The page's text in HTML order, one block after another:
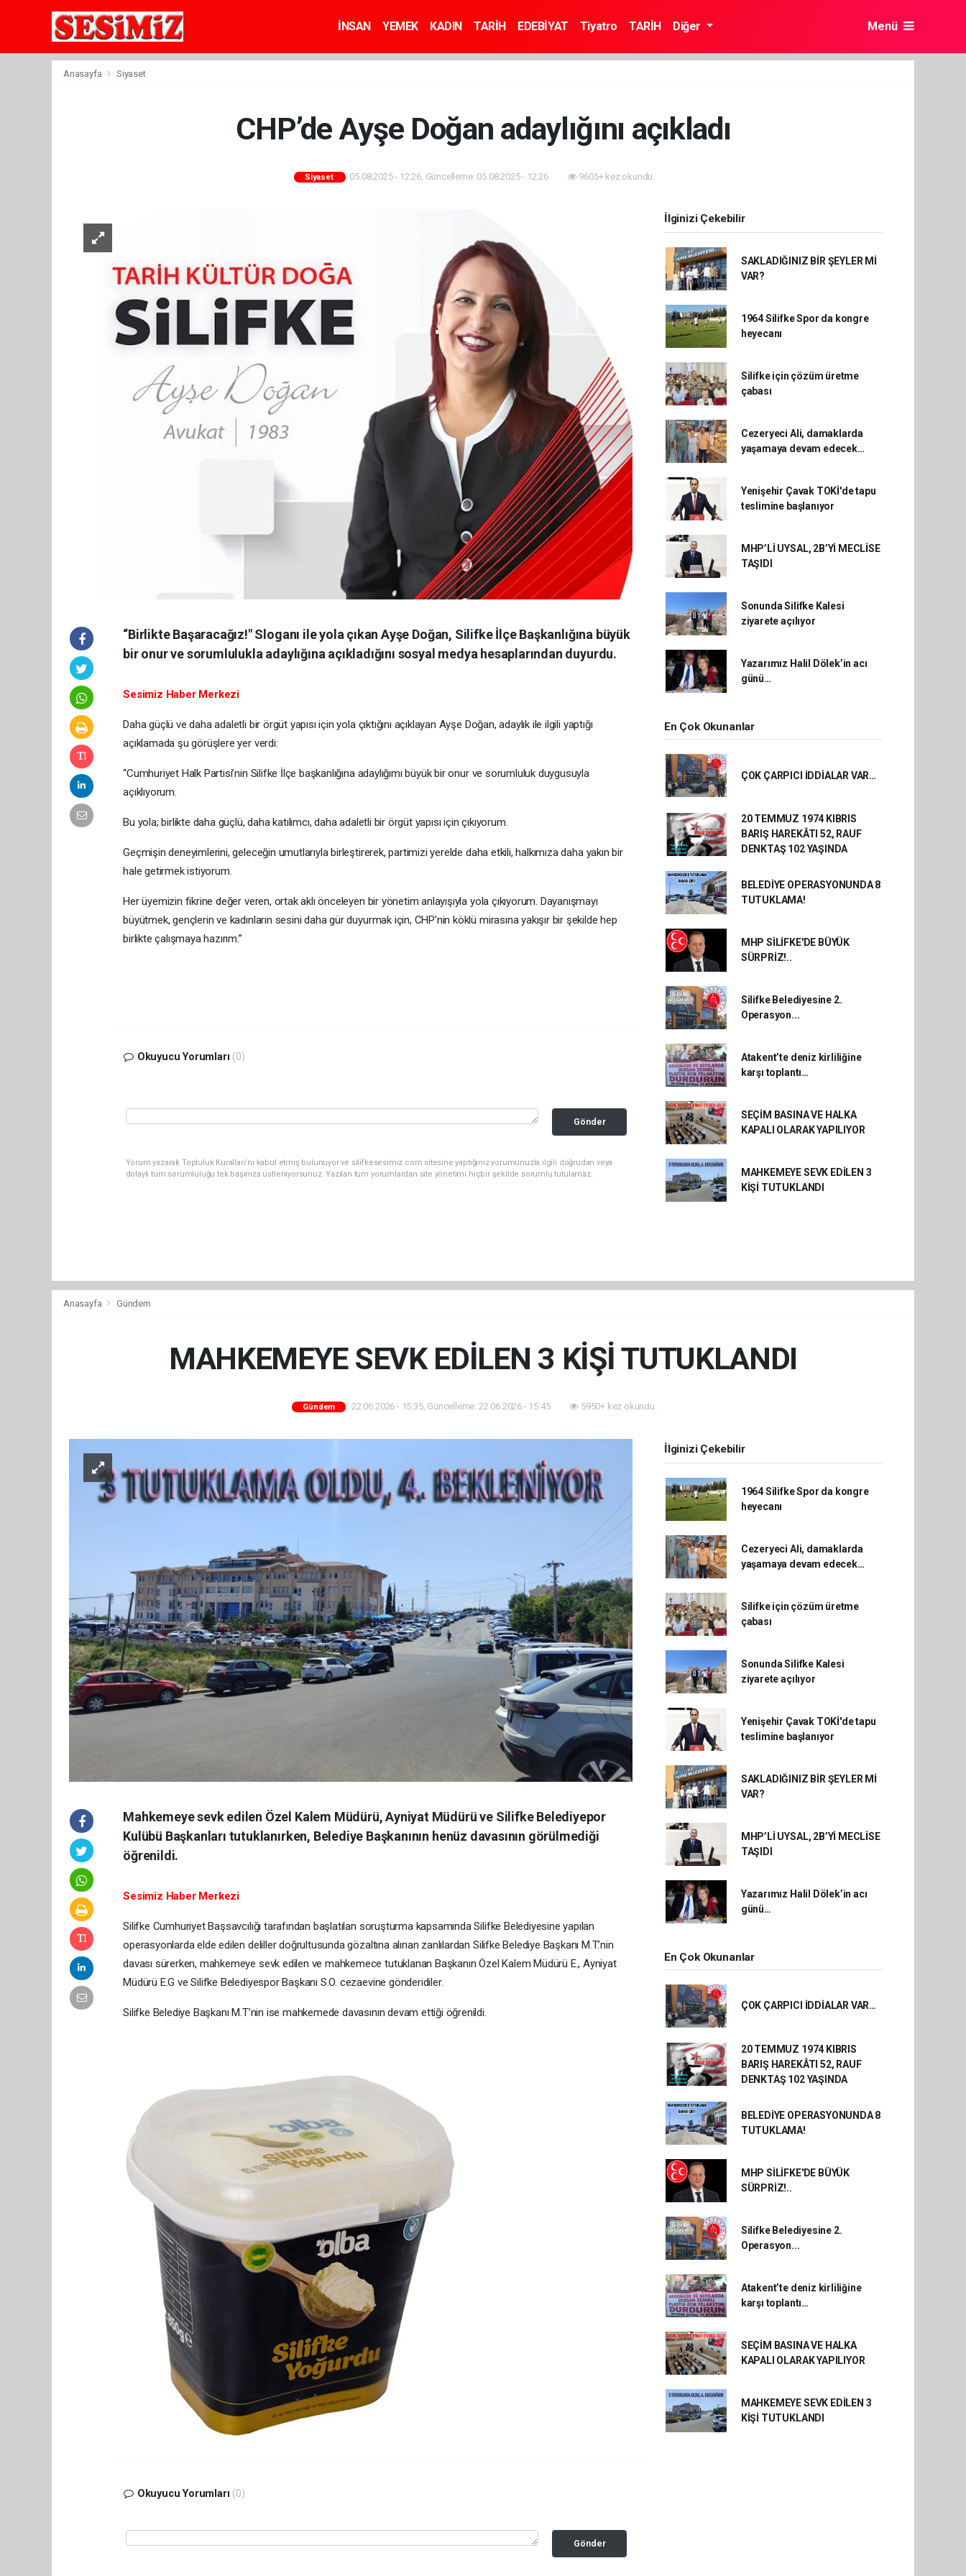
İNSAN YEMEK KADIN TARİH EDEBİYAT Tiyatro TARİH Diğer Menü
Anasayfa Siyaset
CHP’de Ayşe Doğan adaylığını açıkladı
Siyaset 05.08.2025 - 12:26, Güncelleme: 05.08.2025 - 12:26 9605+ kez okundu.
“Birlikte Başaracağız!" Sloganı ile yola çıkan Ayşe Doğan, Silifke İlçe Başkanlığına büyük
bir onur ve sorumlulukla adaylığına açıkladığını sosyal medya hesaplarından duyurdu.
Sesimiz Haber Merkezi
Daha güçlü ve daha adaletli bir örgüt yapısı için yola çıktığını açıklayan Ayşe Doğan, adaylık ile ilgili yaptığı
açıklamada şu görüşlere yer verdi:
“Cumhuriyet Halk Partisi’nin Silifke İlçe başkanlığına adaylığımı büyük bir onur ve sorumluluk duygusuyla
açıklıyorum.
Bu yola; birlikte daha güçlü, daha katılımcı, daha adaletli bir örgüt yapısı için çıkıyorum.
Geçmişin deneyimlerini, geleceğin umutlarıyla birleştirerek, partimizi yerelde daha etkili, halkımıza daha yakın bir
hale getirmek istiyorum.
Her üyemizin fikrine değer veren, ortak aklı önceleyen bir yönetim anlayışıyla yola çıkıyorum. Dayanışmayı
büyütmek, gençlerin ve kadınların sesini daha gür duyurmak için, CHP'nin köklü mirasına yakışır bir şekilde hep
birlikte çalışmaya hazırım.”
Okuyucu Yorumları (0)
Gönder
Yorum yazarak Topluluk Kuralları’nı kabul etmiş bulunuyor ve silifkesesimiz.com sitesine yaptığınız yorumunuzla ilgili doğrudan veya
dolaylı tüm sorumluluğu tek başınıza üstleniyorsunuz. Yazılan tüm yorumlardan site yönetimi hiçbir şekilde sorumlu tutulamaz.
İlginizi Çekebilir
SAKLADIĞINIZ BİR ŞEYLER Mİ
VAR?
1964 Silifke Spor da kongre
heyecanı
Silifke için çözüm üretme
çabası
Cezeryeci Ali, damaklarda
yaşamaya devam edecek…
Yenişehir Çavak TOKİ'de tapu
teslimine başlanıyor
MHP’Lİ UYSAL, 2B’Yİ MECLİSE
TAŞIDI
Sonunda Silifke Kalesi
ziyarete açılıyor
Yazarımız Halil Dölek’in acı
günü…
En Çok Okunanlar
ÇOK ÇARPICI İDDİALAR VAR…
20 TEMMUZ 1974 KIBRIS
BARIŞ HAREKÂTI 52, RAUF
DENKTAŞ 102 YAŞINDA
BELEDİYE OPERASYONUNDA 8
TUTUKLAMA!
MHP SİLİFKE'DE BÜYÜK
SÜRPRİZ!..
Silifke Belediyesine 2.
Operasyon...
Atakent’te deniz kirliliğine
karşı toplantı…
SEÇİM BASINA VE HALKA
KAPALI OLARAK YAPILIYOR
MAHKEMEYE SEVK EDİLEN 3
KİŞİ TUTUKLANDI
Anasayfa Gündem
MAHKEMEYE SEVK EDİLEN 3 KİŞİ TUTUKLANDI
Gündem 22.06.2026 - 15:35, Güncelleme: 22.06.2026 - 15:45 5950+ kez okundu.
Mahkemeye sevk edilen Özel Kalem Müdürü, Ayniyat Müdürü ve Silifke Belediyepor
Kulübü Başkanları tutuklanırken, Belediye Başkanının henüz davasının görülmediği
öğrenildi.
Sesimiz Haber Merkezi
Silifke Cumhuriyet Başsavcılığı tarafından başlatılan soruşturma kapsamında Silifke Belediyesine yapılan
operasyonlarda elde edilen deliller doğrultusunda gözaltına alınan zanlılardan Silifke Belediye Başkanı M.T.’nin
davası sürerken, mahkemeye sevk edilen ve mahkemece tutuklanan Başkanın Özel Kalem Müdürü E., Ayniyat
Müdürü E.G ve Silifke Belediyespor Başkanı S.O. cezaevine gönderidiler.
Silifke Belediye Başkanı M.T’nin ise mahkemede davasının devam ettiği öğrenildi.
Okuyucu Yorumları (0)
Gönder
İlginizi Çekebilir
1964 Silifke Spor da kongre
heyecanı
Cezeryeci Ali, damaklarda
yaşamaya devam edecek…
Silifke için çözüm üretme
çabası
Sonunda Silifke Kalesi
ziyarete açılıyor
Yenişehir Çavak TOKİ'de tapu
teslimine başlanıyor
SAKLADIĞINIZ BİR ŞEYLER Mİ
VAR?
MHP’Lİ UYSAL, 2B’Yİ MECLİSE
TAŞIDI
Yazarımız Halil Dölek’in acı
günü…
En Çok Okunanlar
ÇOK ÇARPICI İDDİALAR VAR…
20 TEMMUZ 1974 KIBRIS
BARIŞ HAREKÂTI 52, RAUF
DENKTAŞ 102 YAŞINDA
BELEDİYE OPERASYONUNDA 8
TUTUKLAMA!
MHP SİLİFKE'DE BÜYÜK
SÜRPRİZ!..
Silifke Belediyesine 2.
Operasyon...
Atakent’te deniz kirliliğine
karşı toplantı…
SEÇİM BASINA VE HALKA
KAPALI OLARAK YAPILIYOR
MAHKEMEYE SEVK EDİLEN 3
KİŞİ TUTUKLANDI